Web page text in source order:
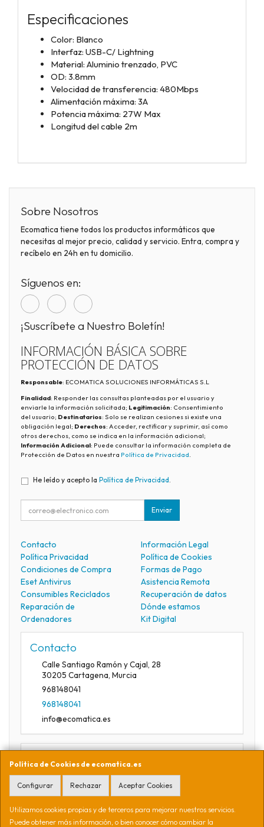
Especificaciones
Color: Blanco
Interfaz: USB-C/ Lightning
Material: Aluminio trenzado, PVC
OD: 3.8mm
Velocidad de transferencia: 480Mbps
Alimentación máxima: 3A
Potencia máxima: 27W Max
Longitud del cable 2m
Política de Cookies de ecomatica.es
Configurar Rechazar Aceptar Cookies
Utilizamos cookies propias y de terceros para mejorar nuestros servicios.
Puede obtener más información, o bien conocer cómo cambiar la
Sobre Nosotros
Ecomatica tiene todos los productos informáticos que
necesitas al mejor precio, calidad y servicio. Entra, compra y
recíbelo en 24h en tu domicilio.
Síguenos en:
¡Suscríbete a Nuestro Boletín!
INFORMACIÓN BÁSICA SOBRE
PROTECCIÓN DE DATOS
Responsable: ECOMATICA SOLUCIONES INFORMÁTICAS S.L
Finalidad: Responder las consultas planteadas por el usuario y
enviarle la información solicitada; Legitimación: Consentimiento
del usuario; Destinatarios: Solo se realizan cesiones si existe una
obligación legal; Derechos: Acceder, rectificar y suprimir, así como
otros derechos, como se indica en la información adicional;
Información Adicional: Puede consultar la información completa de
Protección de Datos en nuestra Política de Privacidad
He leído y acepto la Política de Privacidad.
Enviar
Contacto
Información Legal
Política Privacidad
Política de Cookies
Condiciones de Compra
Formas de Pago
Eset Antivirus
Asistencia Remota
Consumibles Reciclados
Recuperación de datos
Reparación de
Ordenadores
Dónde estamos
Kit Digital
Contacto
Calle Santiago Ramón y Cajal, 28
30205 Cartagena, Murcia
968148041
968148041
info@ecomatica.es
Horario
09:30-13:30
Ecomática Soluciones Informáticas S.L. CIF B16941254. Calle